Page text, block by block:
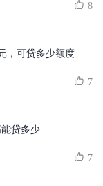
8
，可贷多少额度
7
贷多少
7